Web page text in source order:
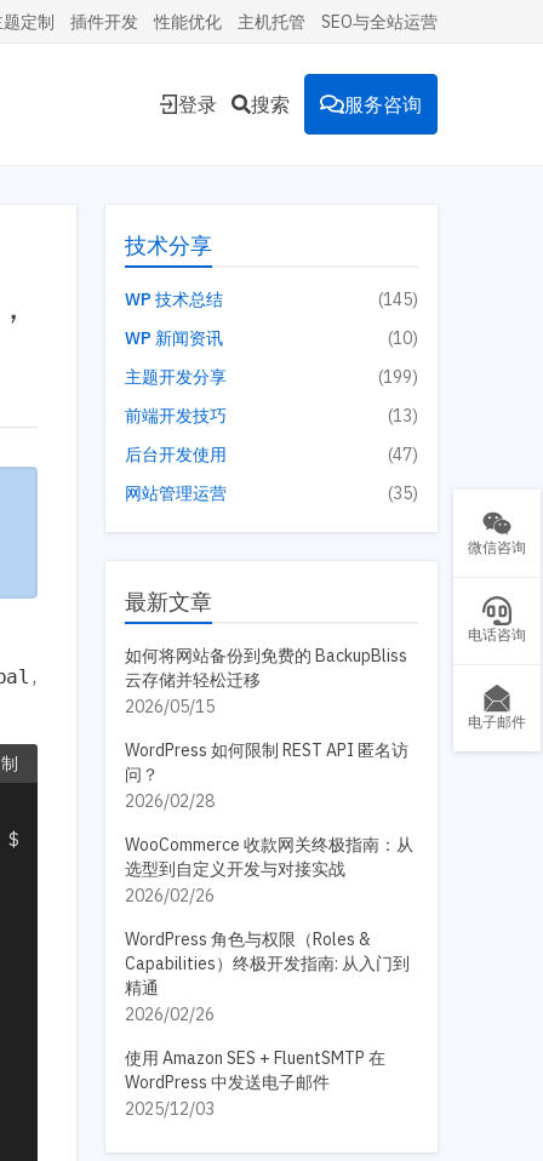
定制 插件开发 性能优化 主机托管 SEO与全站运营
登录 搜索 服务咨询
,
技术分享
WP 技术总结
(145)
WP 新闻资讯
(10)
主题开发分享
(199)
前端开发技巧
(13)
后台开发使用
(47)
网站管理运营
(35)
最新文章
如何将网站备份到免费的 BackupBliss
云存储并轻松迁移
2026/05/15
WordPress 如何限制 REST API 匿名访
问？
2026/02/28
WooCommerce 收款网关终极指南：从
选型到自定义开发与对接实战
2026/02/26
WordPress 角色与权限（Roles &
Capabilities）终极开发指南: 从入门到
精通
2026/02/26
使用 Amazon SES + FluentSMTP 在
WordPress 中发送电子邮件
2025/12/03
微信咨询
电话咨询
电子邮件